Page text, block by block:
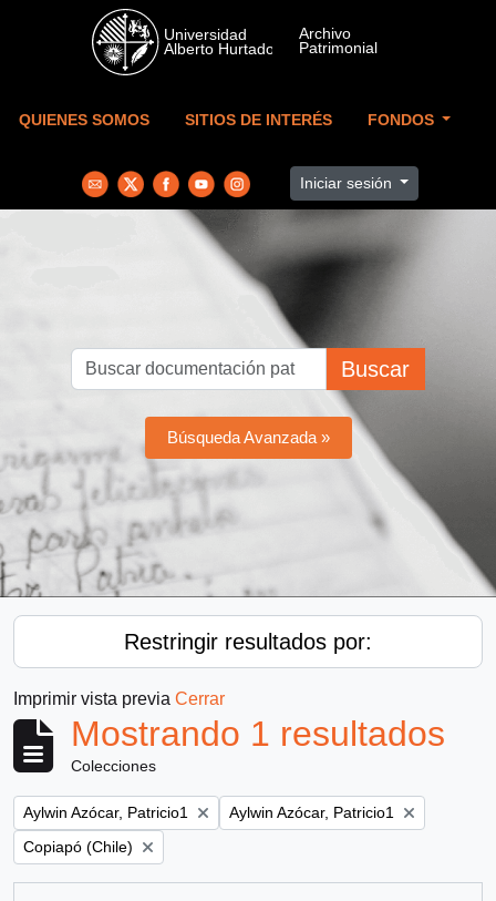
Skip to main content
QUIENES SOMOS SITIOS DE INTERÉS FONDOS
Iniciar sesión
Buscar
Búsqueda Avanzada »
Restringir resultados por:
Imprimir vista previa Cerrar
Mostrando 1 resultados
Colecciones
Remove filter:
Aylwin Azócar, Patricio1 Remove filter:
Aylwin Azócar, Patricio1
Remove filter:
Copiapó (Chile)